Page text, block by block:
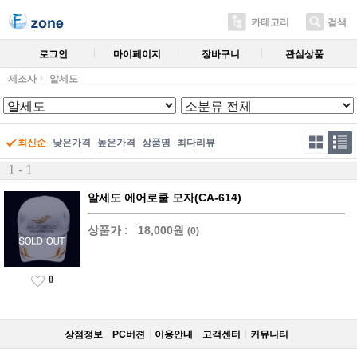
카테고리 검색
로그인 마이페이지 장바구니 관심상품
제조사 알세도
최신순 낮은가격 높은가격 상품명 최다리뷰
1 - 1
알세도 에어로쿨 모자(CA-614)
상품가 : 18,000원 (0)
0
상점정보 PC버젼 이용안내 고객센터 커뮤니티